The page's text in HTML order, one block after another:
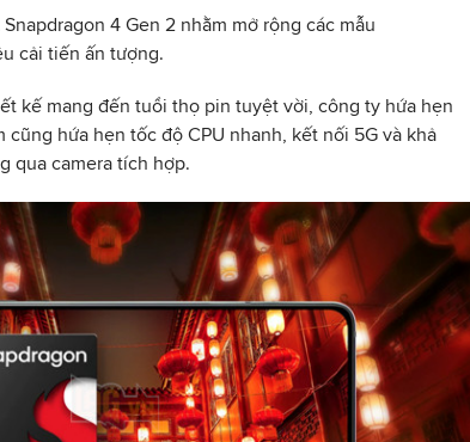
4 Gen 2 nhằm mở rộng các mẫu
cải tiến ấn tượng.
kế mang đến tuổi thọ pin tuyệt vời, công ty hứa hẹn
cũng hứa hẹn tốc độ CPU nhanh, kết nối 5G và khả
qua camera tích hợp.